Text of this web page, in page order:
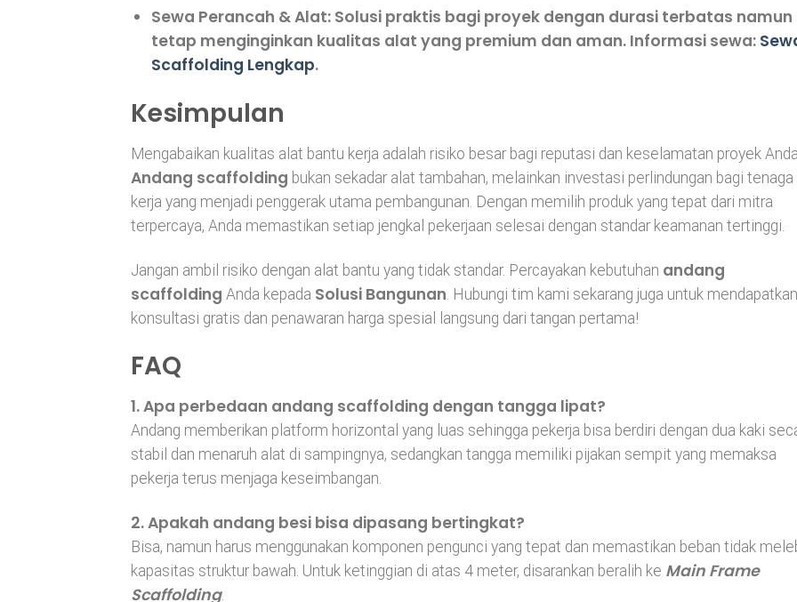
Sewa Perancah & Alat:Solusi praktis bagi proyek dengan durasi terbatas namun
tetap menginginkan kualitas alat yang premium dan aman. Informasi sewa:
Scaffolding Lengkap.
Kesimpulan
Mengabaikan kualitas alat bantu kerja adalah risiko besar bagi reputasi dan keselamatan proyek
Andang scaffolding bukan sekadar alat tambahan, melainkan investasi perlindungan bagi tenaga
kerja yang menjadi penggerak utama pembangunan. Dengan memilih produk yang tepat dari mitra
terpercaya, Anda memastikan setiap jengkal pekerjaan selesai dengan standar keamanan tertinggi.
Jangan ambil risiko dengan alat bantu yang tidak standar. Percayakan kebutuhan andang
scaffolding Anda kepada Solusi Bangunan . Hubungi tim kami sekarang juga untuk mendapatkan
konsultasi gratis dan penawaran harga spesial langsung dari tangan pertama!
FAQ
1. Apa perbedaan andang scaffolding dengan tangga lipat?
Andang memberikan platform horizontal yang luas sehingga pekerja bisa berdiri dengan dua kaki
stabil dan menaruh alat di sampingnya, sedangkan tangga memiliki pijakan sempit yang memaksa
pekerja terus menjaga keseimbangan.
2. Apakah andang besi bisa dipasang bertingkat?
Bisa, namun harus menggunakan komponen pengunci yang tepat dan memastikan beban tidak
kapasitas struktur bawah. Untuk ketinggian di atas 4 meter, disarankan beralih ke Main Frame
Scaffolding.